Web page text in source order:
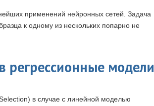
применений нейронных сетей. Задача
к одному из нескольких попарно не
модели
в случае с линейной моделью